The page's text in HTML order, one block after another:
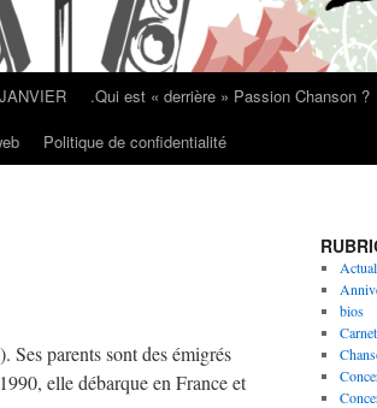
.Qui est « derrière » Passion Chanson ?
Politique de confidentialité
parents sont des émigrés
elle débarque en France et
bios